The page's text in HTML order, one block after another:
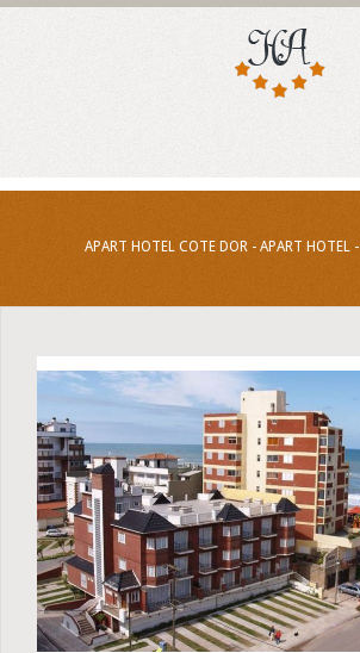
APART HOTEL COTE DOR - APART HOTEL